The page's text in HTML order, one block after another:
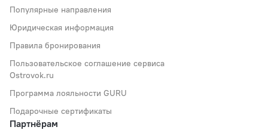
Популярные направления
Юридическая информация
Правила бронирования
Пользовательское соглашение сервиса
Ostrovok.ru
Программа лояльности GURU
Подарочные сертификаты
Партнёрам